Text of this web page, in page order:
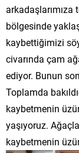
arkadaşlarımıza
bölgesinde
kaybettiğimizi
civarında çam
ediyor. Bunun
Toplamda
kaybetmenin
yaşıyoruz.
kaybetmenin